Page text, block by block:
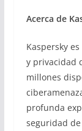
Acerca de
Kaspersky
y privacidad
millones
profunda
seguridad